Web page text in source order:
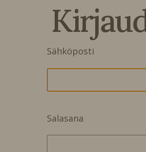
Sähköposti
Salasana